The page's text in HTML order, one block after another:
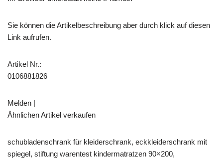
Sie können die Artikelbeschreibung aber durch klick auf diesen
Link aufrufen.
Artikel Nr.:
0106881826
Melden |
Ähnlichen Artikel verkaufen
schubladenschrank für kleiderschrank, eckkleiderschrank mit
spiegel, stiftung warentest kindermatratzen 90×200,